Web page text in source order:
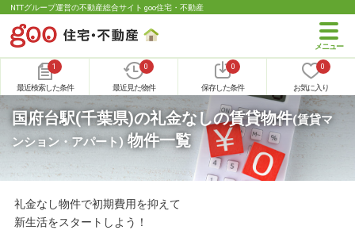
NTTグループ運営の不動産総合サイト goo住宅・不動産
1
最近検索した条件
0
最近見た物件
0
保存した条件
0
お気に入り
国府台駅(千葉県)の礼金なしの賃貸物件(賃貸マ
ンション・アパート) 物件一覧
礼金なし物件で初期費用を抑えて
新生活をスタートしよう！